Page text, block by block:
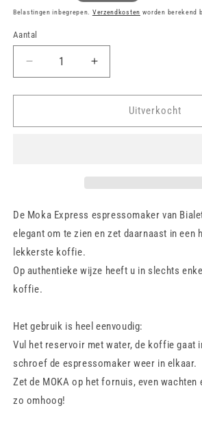
prijs
Belastingen inbegrepen. Verzendkosten worden berekend
Aantal
Aantal
verlagen
voor
Express
Aantal
verhogen
voor
Express
Uitverkocht
De Moka Express espressomaker van
elegant om te zien en zet daarnaast in een
lekkerste koffie.
Op authentieke wijze heeft u in slechts
koffie.
Het gebruik is heel eenvoudig:
Vul het reservoir met water, de koffie gaat
schroef de espressomaker weer in elkaar.
Zet de MOKA op het fornuis, even
zo omhoog!